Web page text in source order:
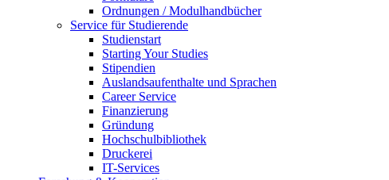
Ordnungen / Modulhandbücher
Service für Studierende
Studienstart
Starting Your Studies
Stipendien
Auslandsaufenthalte und Sprachen
Career Service
Finanzierung
Gründung
Hochschulbibliothek
Druckerei
IT-Services